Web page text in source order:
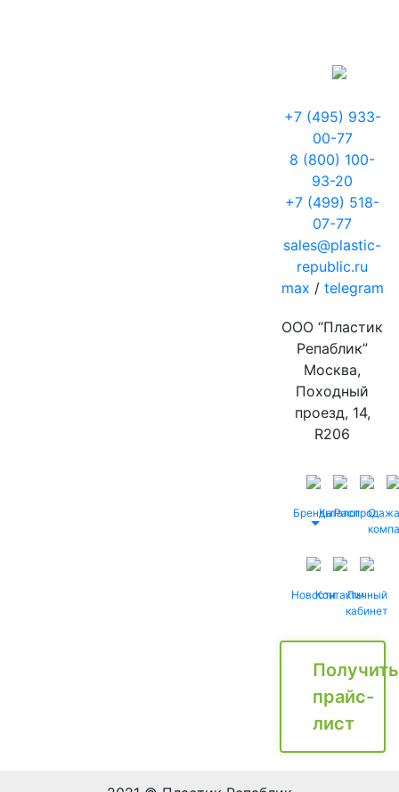
+7 (495) 933-
00-77
8 (800) 100-
93-20
+7 (499) 518-
07-77
sales@plastic-
republic.ru
max / telegram
ООО “Пластик
Репаблик”
Москва,
Походный
проезд, 14,
R206
БрендыКаталог
Распродажа
О
НовостиКонтактыЛичный
кабинет
Получить
прайс-
лист